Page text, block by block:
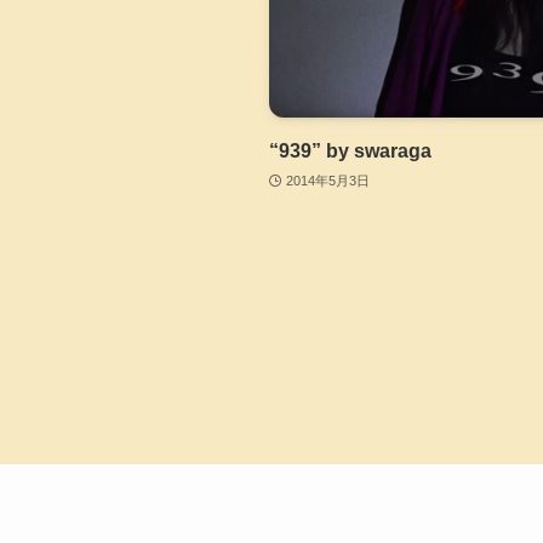
“939” by swaraga
2014年5月3日